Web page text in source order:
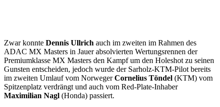
Zwar konnte Dennis Ullrich auch im zweiten im Rahmen des
ADAC MX Masters in Jauer absolvierten Wertungsrennen der
Premiumklasse MX Masters den Kampf um den Holeshot zu seinen
Gunsten entscheiden, jedoch wurde der Sarholz-KTM-Pilot bereits
im zweiten Umlauf vom NorwegerCornelius Töndel (KTM) vom
Spitzenplatz verdrängt und auch vom Red-Plate-Inhaber
Maximilian Nagl (Honda) passiert.